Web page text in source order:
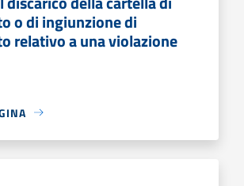
o di ingiunzione di
relativo a una violazione